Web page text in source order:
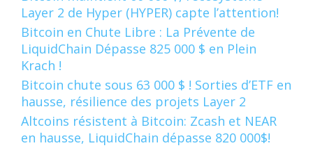
Layer 2 de Hyper (HYPER) capte l’attention!
Bitcoin en Chute Libre : La Prévente de
LiquidChain Dépasse 825 000 $ en Plein
Krach !
Bitcoin chute sous 63 000 $ ! Sorties d’ETF en
hausse, résilience des projets Layer 2
Altcoins résistent à Bitcoin: Zcash et NEAR
en hausse, LiquidChain dépasse 820 000$!